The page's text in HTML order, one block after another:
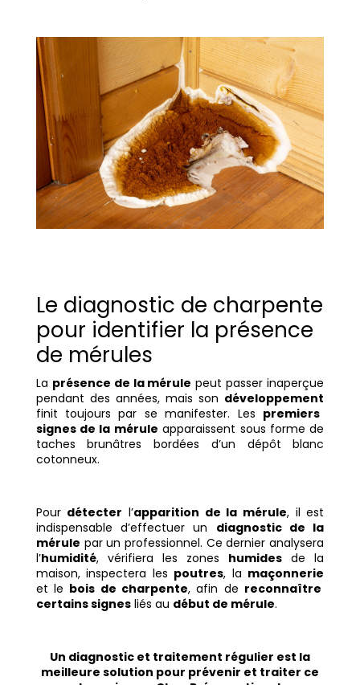
Le diagnostic de charpente
pour identifier la présence
de mérules
La présence de la mérule peut passer inaperçue
pendant des années, mais son développement
finit toujours par se manifester. Les premiers
signes de la mérule apparaissent sous forme de
taches brunâtres bordées d’un dépôt blanc
cotonneux.
Pour détecter l’apparition de la mérule, il est
indispensable d’effectuer un diagnostic de la
mérule par un professionnel. Ce dernier analysera
l’humidité, vérifiera les zones humides de la
maison, inspectera les poutres, la maçonnerie
et le bois de charpente, afin de reconnaître
certains signesliés au début de mérule.
Un diagnostic et traitement régulier est la
meilleure solution pour prévenir et traiter ce